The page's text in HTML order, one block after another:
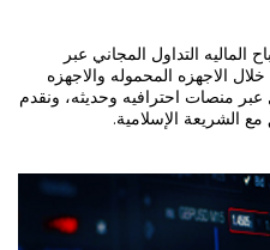
التداول المجاني عبر
الاجهزه المحموله والاجهزه
عبر منصات احترافيه وحديثه، ونقدم
الشريعة الإسلامية.